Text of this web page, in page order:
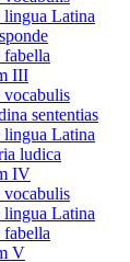
lingua Latina
fabella
III
vocabulis
sententias
lingua Latina
ludica
IV
vocabulis
lingua Latina
fabella
V